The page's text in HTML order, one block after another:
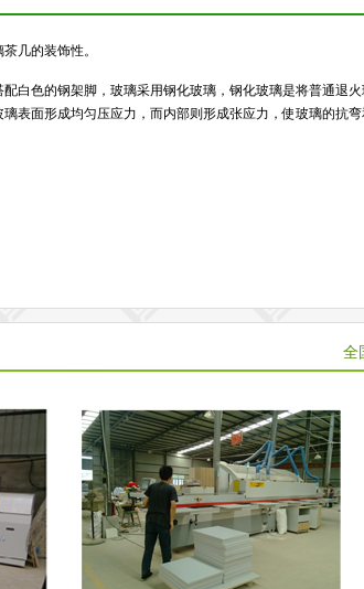
几的装饰性。
白色的钢架脚，玻璃采用钢化玻璃，钢化玻璃是将普通退
表面形成均匀压应力，而内部则形成张应力，使玻璃的抗
全